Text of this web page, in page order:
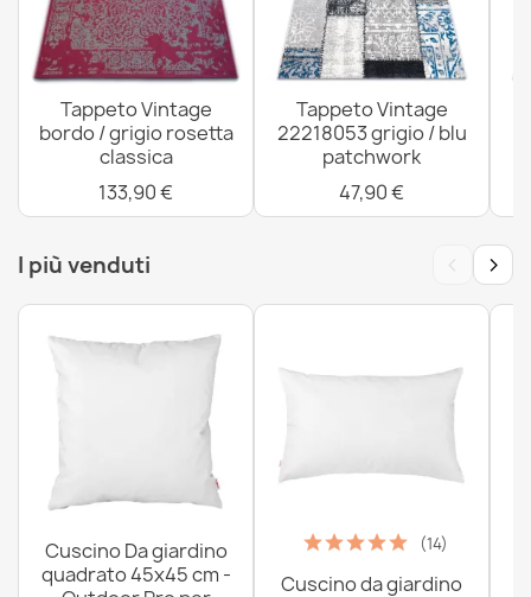
Tappeto DISTIN 0816A blu / verde chiaro / bianco
moderno - Ornamento, vintage, frangia
80,90 €
- Boho, vintage, frange
80,90 €
Tappeto Vintage
bordo / grigio rosetta
classica
133,90 €
Tappeto Vintage
22218053 grigio / blu
patchwork
47,90 €
I più venduti ‹ ›
Cuscino Da giardino
quadrato 45x45 cm -
(14)
Cuscino da giardino